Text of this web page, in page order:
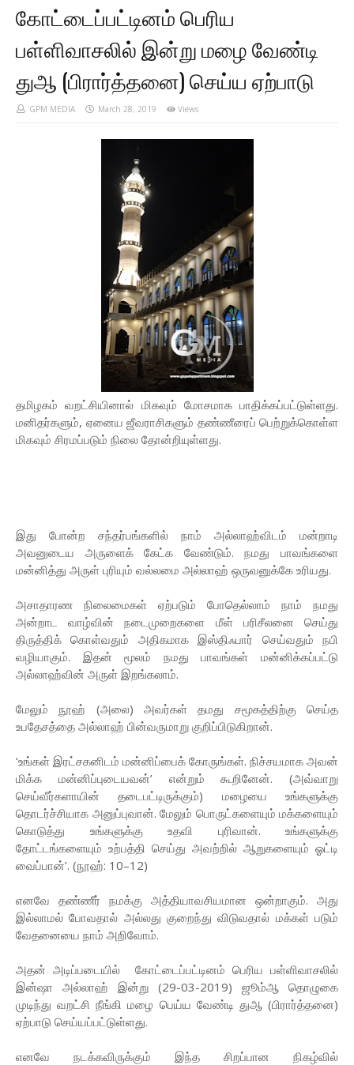
கோட்டைப்பட்டினம் பெரிய
பள்ளிவாசலில் இன்று மழை வேண்டி
துஆ (பிரார்த்தனை) செய்ய ஏற்பாடு
GPM MEDIA March 28, 2019 Views
தமிழகம் வறட்சியினால் மிகவும் மோசமாக பாதிக்கப்பட்டுள்ளது.
மனிதர்களும், ஏனைய ஜீவராசிகளும் தண்ணீரைப் பெற்றுக்கொள்ள
மிகவும் சிரமப்படும் நிலை தோன்றியுள்ளது.
இது போன்ற சந்தர்பங்களில் நாம் அல்லாஹ்விடம் மன்றாடி
அவனுடைய அருளைக் கேட்க வேண்டும். நமது பாவங்களை
மன்னித்து அருள் புரியும் வல்லமை அல்லாஹ் ஒருவனுக்கே உரியது.
அசாதாரண நிலைமைகள் ஏற்படும் போதெல்லாம் நாம் நமது
அன்றாட வாழ்வின் நடைமுறைகளை மீள் பரிசீலனை செய்து
திருத்திக் கொள்வதும் அதிகமாக இஸ்திஃபார் செய்வதும் நபி
வழியாகும். இதன் மூலம் நமது பாவங்கள் மன்னிக்கப்பட்டு
அல்லாஹ்வின் அருள் இறங்கலாம்.
மேலும் நூஹ் (அலை) அவர்கள் தமது சமூகத்திற்கு செய்த
உபதேசத்தை அல்லாஹ் பின்வருமாறு குறிப்பிடுகிறான்.
‘உங்கள் இரட்சகனிடம் மன்னிப்பைக் கோருங்கள். நிச்சயமாக அவன்
மிக்க மன்னிப்புடையவன்’ என்றும் கூறினேன். (அவ்வாறு
செய்வீர்களாயின் தடைபட்டிருக்கும்) மழையை உங்களுக்கு
தொடர்ச்சியாக அனுப்புவான். மேலும் பொருட்களையும் மக்களையும்
கொடுத்து உங்களுக்கு உதவி புரிவான். உங்களுக்கு
தோட்டங்களையும் உற்பத்தி செய்து அவற்றில் ஆறுகளையும் ஓட்டி
வைப்பான்’. (நூஹ்: 10–12)
எனவே தண்ணீர் நமக்கு அத்தியாவசியமான ஒன்றாகும். அது
இல்லாமல் போவதால் அல்லது குறைந்து விடுவதால் மக்கள் படும்
வேதனையை நாம் அறிவோம்.
அதன் அடிப்படையில் கோட்டைப்பட்டினம் பெரிய பள்ளிவாசலில்
இன்ஷா அல்லாஹ் இன்று (29-03-2019) ஜூம்ஆ தொழுகை
முடிந்து வறட்சி நீங்கி மழை பெய்ய வேண்டி துஆ (பிரார்த்தனை)
ஏற்பாடு செய்யப்பட்டுள்ளது.
எனவே நடக்கவிருக்கும் இந்த சிறப்பான நிகழ்வில்